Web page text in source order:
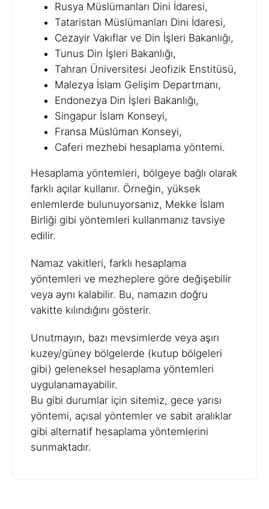
Rusya Müslümanları Dini İdaresi,
Tataristan Müslümanları Dini İdaresi,
Cezayir Vakıflar ve Din İşleri Bakanlığı,
Tunus Din İşleri Bakanlığı,
Tahran Üniversitesi Jeofizik Enstitüsü,
Malezya İslam Gelişim Departmanı,
Endonezya Din İşleri Bakanlığı,
Singapur İslam Konseyi,
Fransa Müslüman Konseyi,
Caferi mezhebi hesaplama yöntemi.
Hesaplama yöntemleri, bölgeye bağlı olarak
farklı açılar kullanır. Örneğin, yüksek
enlemlerde bulunuyorsanız, Mekke İslam
Birliği gibi yöntemleri kullanmanız tavsiye
edilir.
Namaz vakitleri, farklı hesaplama
yöntemleri ve mezheplere göre değişebilir
veya aynı kalabilir. Bu, namazın doğru
vakitte kılındığını gösterir.
Unutmayın, bazı mevsimlerde veya aşırı
kuzey/güney bölgelerde (kutup bölgeleri
gibi) geleneksel hesaplama yöntemleri
uygulanamayabilir.
Bu gibi durumlar için sitemiz, gece yarısı
yöntemi, açısal yöntemler ve sabit aralıklar
gibi alternatif hesaplama yöntemlerini
sunmaktadır.